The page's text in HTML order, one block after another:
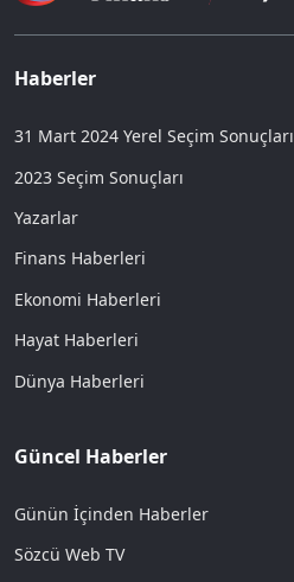
Haberler
31 Mart 2024 Yerel Seçim Sonuçları
2023 Seçim Sonuçları
Yazarlar
Finans Haberleri
Ekonomi Haberleri
Hayat Haberleri
Dünya Haberleri
Güncel Haberler
Günün İçinden Haberler
Sözcü Web TV